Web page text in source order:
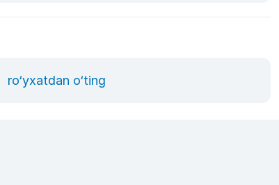
ro‘yxatdan o‘ting